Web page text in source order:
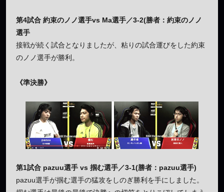
第4試合 約束のノノ選手vs Ma選手／3-2(勝者：約束のノノ
選手
接戦が続く試合となりましたが、粘りの試合運びをした約束
のノノ選手が勝利。
《準決勝》
第1試合 pazuu選手 vs 掴む選手／3-1(勝者：pazuu選手)
pazuu選手が掴む選手の猛攻をしのぎ勝利を手にしました。